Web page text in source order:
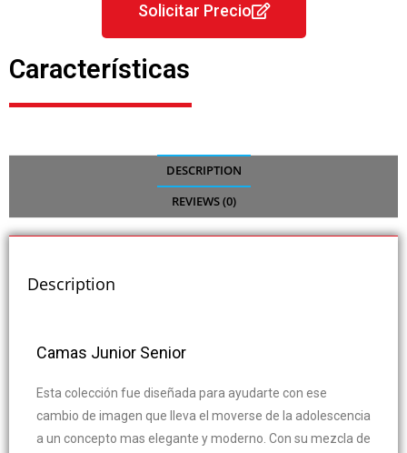
Solicitar Precio
Características
DESCRIPTION
REVIEWS (0)
Description
Camas Junior Senior
Esta colección fue diseñada para ayudarte con ese
cambio de imagen que lleva el moverse de la adolescencia
a un concepto mas elegante y moderno. Con su mezcla de